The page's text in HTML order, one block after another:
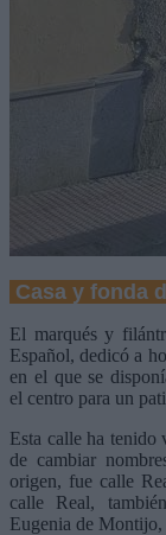
Casa y fonda
El marqués y
Español, dedicó a
en el que se
el centro para un
Esta calle ha tenido
de cambiar
origen, fue calle
calle Real,
Eugenia de Montijo,